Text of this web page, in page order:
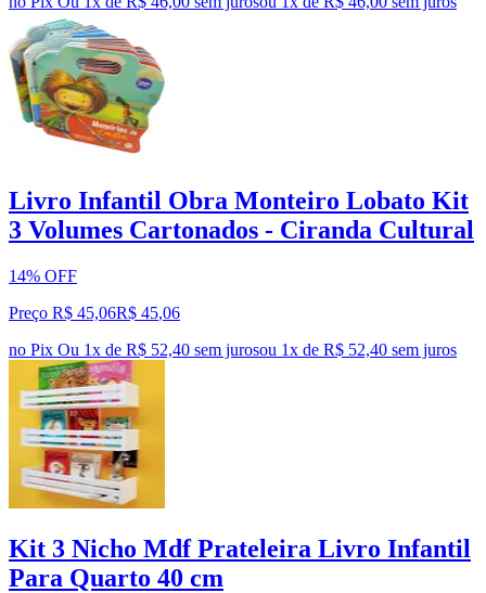
Livro Infantil Obra Monteiro Lobato Kit
3 Volumes Cartonados - Ciranda Cultural
14% OFF
Preço R$ 45,06R$ 45,06
no Pix Ou 1x de R$ 52,40 sem jurosou 1x de R$ 52,40 sem juros
Kit 3 Nicho Mdf Prateleira Livro Infantil
Para Quarto 40 cm